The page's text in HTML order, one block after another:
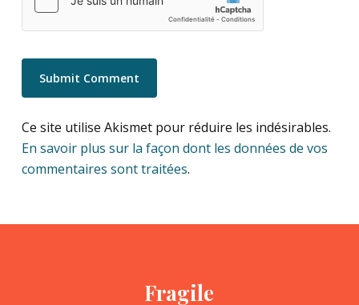
Ce site utilise Akismet pour réduire les indésirables.
En savoir plus sur la façon dont les données de vos
commentaires sont traitées.
Fragile